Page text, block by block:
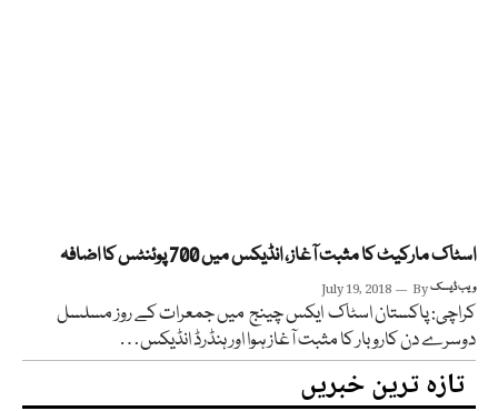
اسٹاک مارکیٹ کا مثبت آغاز، انڈیکس میں 700 پوئنٹس کا اضافہ
July 19, 2018 Byویب ڈیسک
کراچی: پاکستان اسٹاک ایکس چینج میں جمعرات کے روز مسلسل
دوسرے دن کاروبار کا مثبت آغاز ہوا اور ہنڈرڈ انڈیکس…
تازہ ترین خبریں